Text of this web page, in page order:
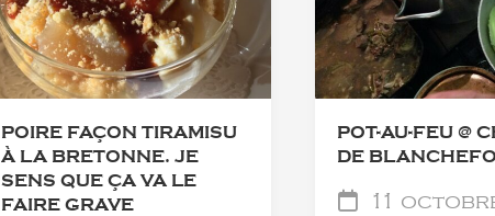
POIRE FAÇON TIRAMISU
À LA BRETONNE. JE
SENS QUE ÇA VA LE
FAIRE GRAVE
POT-AU-FEU @
DE
11